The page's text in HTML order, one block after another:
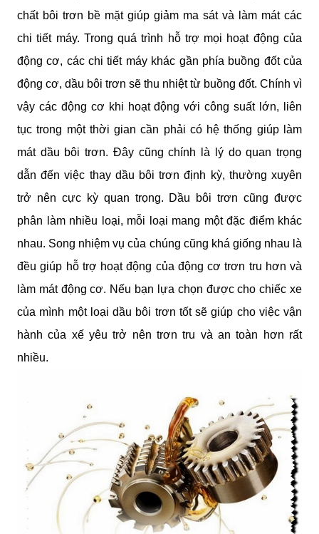
chất bôi trơn bề mặt giúp giảm ma sát và làm mát các
chi tiết máy. Trong quá trình hỗ trợ mọi hoạt động của
động cơ, các chi tiết máy khác gần phía buồng đốt của
động cơ, dầu bôi trơn sẽ thu nhiệt từ buồng đốt. Chính vì
vậy các động cơ khi hoạt động với công suất lớn, liên
tục trong một thời gian cần phải có hệ thống giúp làm
mát dầu bôi trơn. Đây cũng chính là lý do quan trọng
dẫn đến việc thay dầu bôi trơn định kỳ, thường xuyên
trở nên cực kỳ quan trọng. Dầu bôi trơn cũng được
phân làm nhiều loại, mỗi loại mang một đặc điểm khác
nhau. Song nhiệm vụ của chúng cũng khá giống nhau là
đều giúp hỗ trợ hoạt động của động cơ trơn tru hơn và
làm mát động cơ. Nếu bạn lựa chọn được cho chiếc xe
của mình một loại dầu bôi trơn tốt sẽ giúp cho việc vận
hành của xế yêu trở nên trơn tru và an toàn hơn rất
nhiều.